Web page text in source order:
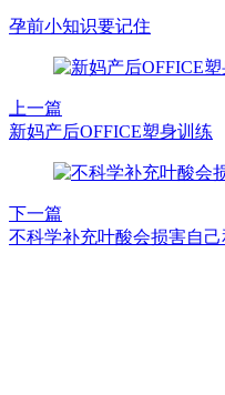
孕前小知识要记住
上一篇
新妈产后OFFICE塑身训练
下一篇
不科学补充叶酸会损害自